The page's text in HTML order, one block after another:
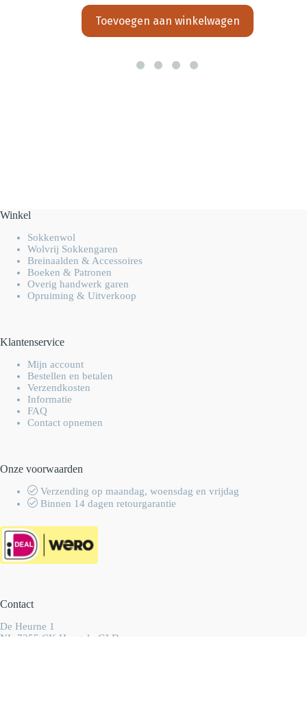
Toevoegen aan winkelwagen
Winkel
Sokkenwol
Wolvrij Sokkengaren
Breinaalden & Accessoires
Boeken & Patronen
Overig handwerk garen
Opruiming & Uitverkoop
Klantenservice
Mijn account
Bestellen en betalen
Verzendkosten
Informatie
FAQ
Contact opnemen
Onze voorwaarden
Verzending op maandag, woensdag en vrijdag
Binnen 14 dagen retourgarantie
Contact
De Heurne 1
NL-7255 CK Hengelo GLD